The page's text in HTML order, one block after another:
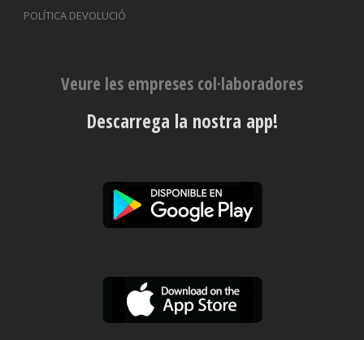
POLÍTICA DEVOLUCIÓ
Veure les empreses col·laboradores
Descarrega la nostra app!